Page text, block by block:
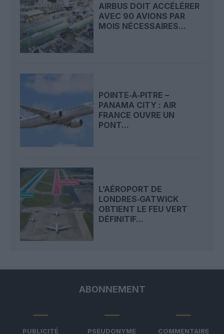
AIRBUS DOIT ACCÉLÉRER
AVEC 90 AVIONS PAR
MOIS NÉCESSAIRES...
POINTE‑À‑PITRE –
PANAMA CITY : AIR
FRANCE OUVRE UN
PONT...
L’AÉROPORT DE
LONDRES‑GATWICK
OBTIENT LE FEU VERT
DÉFINITIF...
ABONNEMENT
PUBLICITÉ
PSEUDONYME
COMMENTAIRE